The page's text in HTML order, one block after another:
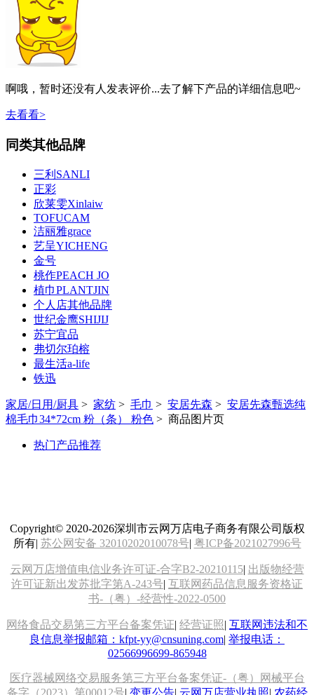
啊哦，暂时还没有人发表评价...去了解下产品的详细信息吧~
去看看>
同类其他品牌
三利SANLI
正彩
欣莱雯Xinlaiw
TOFUCAM
洁丽雅grace
艺呈YICHENG
金号
桃作PEACH JO
植巾PLANTJIN
个人店其他品牌
世纪金鹰SHIJIJ
苏宁宜品
弗切尔珀榕
最生活a-life
铁迅
家居/日用/厨具 > 家纺 > 毛巾 > 安居先森 > 安居先森甄选纯
棉毛巾34*72cm 粉（条） 粉色 > 商品图片页
热门产品推荐
Copyright© 2020-2026深圳市云网万店电子商务有限公司版权
所有| 苏公网安备 32010202010078号| 粤ICP备2021027996号
云网万店增值电信业务许可证-合字B2-20210115| 出版物经营
许可证新出发苏批字第A-243号| 互联网药品信息服务资格证
书-（粤）-经营性-2022-0500
网络食品交易第三方平台备案凭证| 经营证照| 互联网违法和不
良信息举报邮箱：kfpt-yy@cnsuning.com| 举报电话：
02566996699-865948
医疗器械网络交易服务第三方平台备案凭证-（粤）网械平台
备字（2023）第00012号| 变更公告| 云网万店营业执照| 农药经